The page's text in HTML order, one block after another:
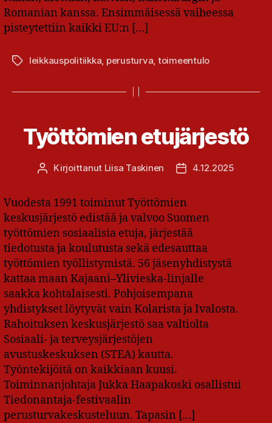
Romanian kanssa. Ensimmäisessä vaiheessa
pisteytettiin kaikki EU:n […]
Avainsanat
leikkauspolitiikka, perusturva, toimeentulo
Työttömien etujärjestö
Kirjoittaja
Kirjoittanut Liisa Taskinen Julkaisupäivämäärä
4.12.2025
Vuodesta 1991 toiminut Työttö­mien
keskusjärjestö edistää ja valvoo Suomen
työttömien sosiaalisia etuja, järjestää
tiedotusta ja koulutusta sekä edesauttaa
työttömien työllistymistä. 56 jäsenyhdistystä
kattaa maan Kajaani–Ylivieska-linjalle
saakka kohtalaisesti. Pohjoisempana
yhdistykset löytyvät vain Kolarista ja Ivalosta.
Rahoituksen keskusjärjestö saa valtiolta
Sosiaali- ja terveysjärjestöjen
avustuskeskuksen (STEA) kautta.
Työntekijöitä on kaikkiaan kuusi.
Toiminnanjohtaja Jukka Haapakoski osallistui
Tiedonantaja-festivaalin
perusturvakeskusteluun. Tapasin […]